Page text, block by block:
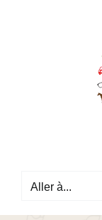
Aller à...